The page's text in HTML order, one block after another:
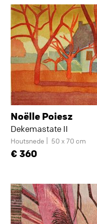
Noëlle Poiesz
Dekemastate II
Houtsnede 50 x 70 cm
360